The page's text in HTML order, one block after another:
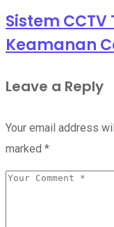
Sistem
Keamanan
Leave a Reply
Your email address
marked *